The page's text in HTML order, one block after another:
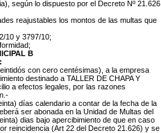
según lo dispuesto por el Decreto Nº 21.626
reajustables los montos de las multas que
10 y 3797/10;
B
con cero centésimas), a la empresa
destinado a TALLER DE CHAPA Y
a efectos legales, por las razones
días calendario a contar de la fecha de la
ser abonada en la Unidad de Multas del
dias bajo apercibimiento de que en caso
reincidencia (Art 22 del Decreto 21.626) y se